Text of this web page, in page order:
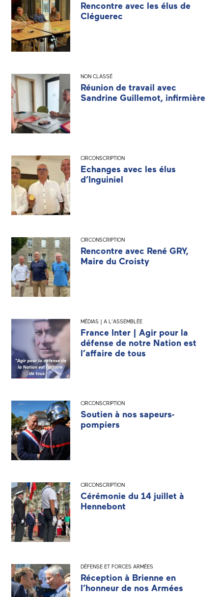
Rencontre avec les élus de
Cléguerec
NON CLASSÉ
Réunion de travail avec
Sandrine Guillemot, infirmière
CIRCONSCRIPTION
Echanges avec les élus
d’Inguiniel
CIRCONSCRIPTION
Rencontre avec René GRY,
Maire du Croisty
MÉDIAS | A L'ASSEMBLÉE
France Inter | Agir pour la
défense de notre Nation est
l’affaire de tous
CIRCONSCRIPTION
Soutien à nos sapeurs-
pompiers
CIRCONSCRIPTION
Cérémonie du 14 juillet à
Hennebont
DÉFENSE ET FORCES ARMÉES
Réception à Brienne en
l’honneur de nos Armées